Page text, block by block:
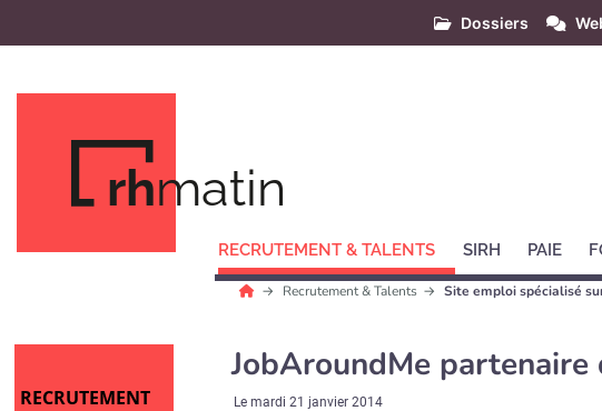
Dossiers
rhmatin
RECRUTEMENT & TALENTS SIRH PAIE
Recrutement & Talents Site emploi spécialisé
RECRUTEMENT
JobAroundMe partenaire
Lemardi 21 janvier 2014